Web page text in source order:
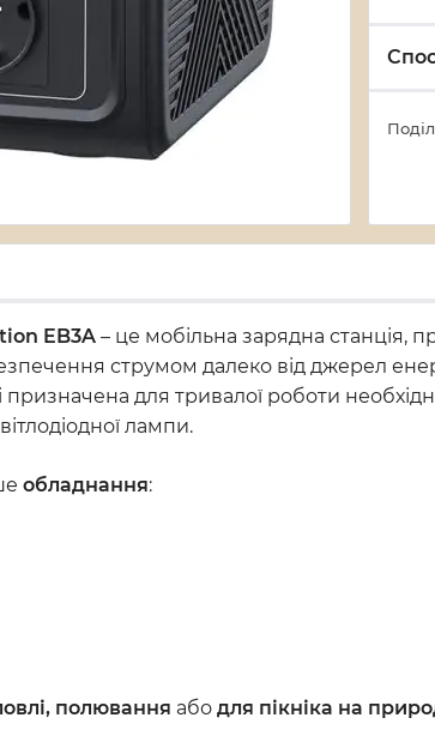
EB3A – це мобільна зарядна станція,
струмом далеко від джерел
для тривалої роботи
лампи.
обладнання:
полювання або для пікніка на